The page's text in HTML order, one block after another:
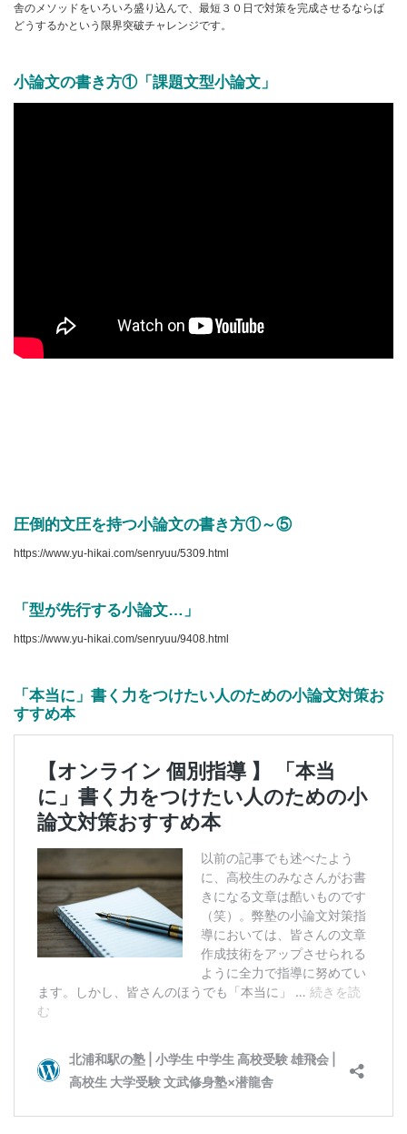
舎のメソッドをいろいろ盛り込んで、最短３０日で対策を完成させるならば
どうするかという限界突破チャレンジです。
小論文の書き方①「課題文型小論文」
圧倒的文圧を持つ小論文の書き方①～⑤
https://www.yu-hikai.com/senryuu/5309.html
「型が先行する小論文…」
https://www.yu-hikai.com/senryuu/9408.html
「本当に」書く力をつけたい人のための小論文対策お
すすめ本